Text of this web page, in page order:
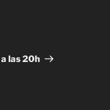
las 20h